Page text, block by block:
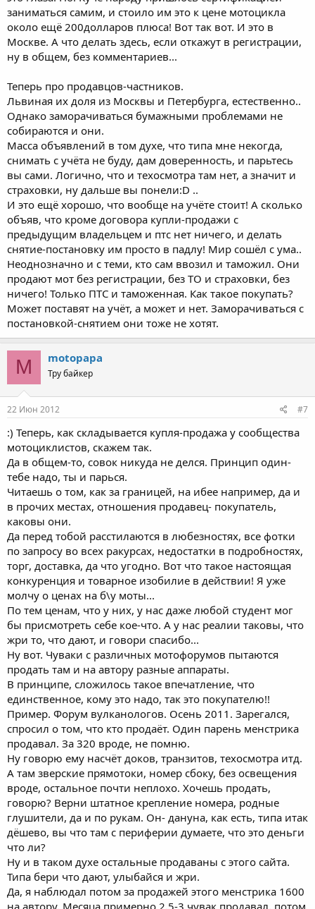
заниматься самим, и стоило им это к цене мотоцикла
около ещё 200долларов плюса! Вот так вот. И это в
Москве. А что делать здесь, если откажут в регистрации,
ну в общем, без комментариев...
Теперь про продавцов-частников.
Львиная их доля из Москвы и Петербурга, естественно..
Однако заморачиваться бумажными проблемами не
собираются и они.
Масса объявлений в том духе, что типа мне некогда,
снимать с учёта не буду, дам доверенность, и парьтесь
вы сами. Логично, что и техосмотра там нет, а значит и
страховки, ну дальше вы понели:D ..
И это ещё хорошо, что вообще на учёте стоит! А сколько
объяв, что кроме договора купли-продажи с
предыдущим владельцем и птс нет ничего, и делать
снятие-постановку им просто в падлу! Мир сошёл с ума..
Неоднозначно и с теми, кто сам ввозил и таможил. Они
продают мот без регистрации, без ТО и страховки, без
ничего! Только ПТС и таможенная. Как такое покупать?
Может поставят на учёт, а может и нет. Заморачиваться с
постановкой-снятием они тоже не хотят.
M motopapa
Тру байкер
22 Июн 2012 #7
:) Теперь, как складывается купля-продажа у сообщества
мотоциклистов, скажем так.
Да в общем-то, совок никуда не делся. Принцип один-
тебе надо, ты и парься.
Читаешь о том, как за границей, на ибее например, да и
в прочих местах, отношения продавец- покупатель,
каковы они.
Да перед тобой расстилаются в любезностях, все фотки
по запросу во всех ракурсах, недостатки в подробностях,
торг, доставка, да что угодно. Вот что такое настоящая
конкуренция и товарное изобилие в действии! Я уже
молчу о ценах на б\у моты...
По тем ценам, что у них, у нас даже любой студент мог
бы присмотреть себе кое-что. А у нас реалии таковы, что
жри то, что дают, и говори спасибо...
Ну вот. Чуваки с различных мотофорумов пытаются
продать там и на автору разные аппараты.
В принципе, сложилось такое впечатление, что
единственное, кому это надо, так это покупателю!!
Пример. Форум вулканологов. Осень 2011. Зарегался,
спросил о том, что кто продаёт. Один парень менстрика
продавал. За 320 вроде, не помню.
Ну говорю ему насчёт доков, транзитов, техосмотра итд.
А там зверские прямотоки, номер сбоку, без освещения
вроде, остальное почти неплохо. Хочешь продать,
говорю? Верни штатное крепление номера, родные
глушители, да и по рукам. Он- дануна, как есть, типа итак
дёшево, вы что там с периферии думаете, что это деньги
что ли?
Ну и в таком духе остальные продаваны с этого сайта.
Типа бери что дают, улыбайся и жри.
Да, я наблюдал потом за продажей этого менстрика 1600
на автору. Месяца примерно 2.5-3 чувак продавал, потом